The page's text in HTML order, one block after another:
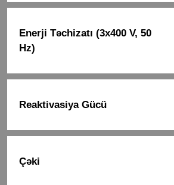
Enerji Təchizatı (3x400 V, 50
Hz)
Reaktivasiya Gücü
Çəki